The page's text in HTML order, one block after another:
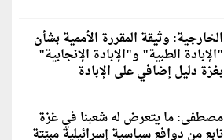
الخارجية: وثيقة المقررة الأممية بشأن
"الإبادة الطبية" و"الإبادة الإنجابية"
بغزة دليل إضافي على الإبادة
مصطفى: ما يتعرض له شعبنا في غزة
نابع من دوافع سياسية إسرائيلية مبيّتة